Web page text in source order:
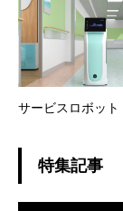
サービスロボット
特集記事